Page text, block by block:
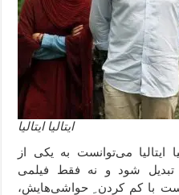
ایتالیا ایتالیا
ایتالیا می‌توانست به یکی از
تبدیل شود و نه فقط فیلمی
با کم کردن ِ حواشی‌‌هایش،